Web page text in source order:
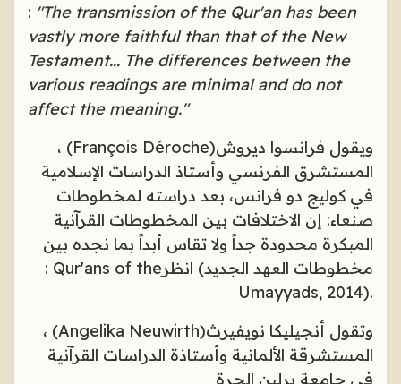
: "The transmission of the Qur'an has been
vastly more faithful than that of the New
Testament... The differences between the
various readings are minimal and do not
affect the meaning."
ويقول فرانسوا ديروش(François Déroche) ،
المستشرق الفرنسي وأستاذ الدراسات الإسلامية
في كوليج دو فرانس، بعد دراسته لمخطوطات
صنعاء: إن الاختلافات بين المخطوطات القرآنية
المبكرة محدودة جداً ولا تقاس أبداً بما نجده بين
مخطوطات العهد الجديد( انظر: Qur'ans of the
Umayyads, 2014).
وتقول أنجيليكا نويفيرث(Angelika Neuwirth) ،
المستشرقة الألمانية وأستاذة الدراسات القرآنية
في جامعة برلين الحرة